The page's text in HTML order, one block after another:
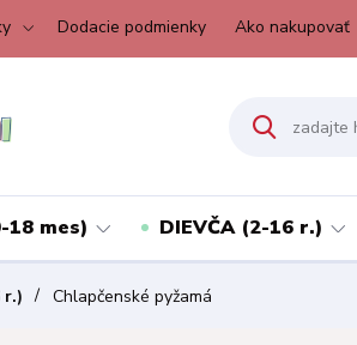
Dodacie podmienky Ako nakupovať
18 mes) DIEVČA (2-16 r.)
r.) Chlapčenské pyžamá